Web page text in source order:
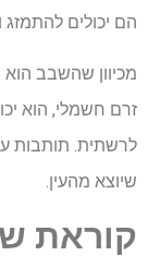
הם יכולים
מכיוון שהשבב הוא
זרם חשמלי, הוא
לרשתית. תותבות
שיוצא מהעין.
קוראת